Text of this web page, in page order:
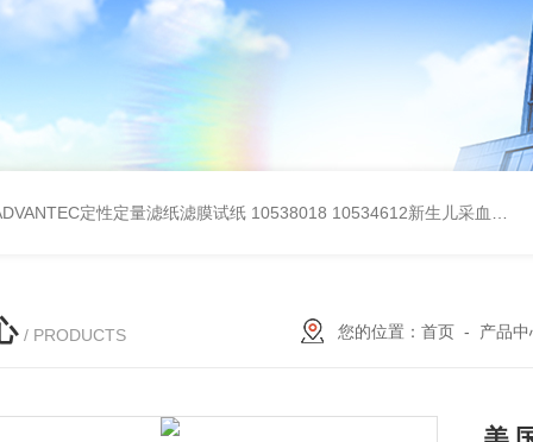
定性定量滤纸滤膜试纸 10538018 10534612新生儿采血纸
/ PRODUCTS 您的位置： 首页- 产品中